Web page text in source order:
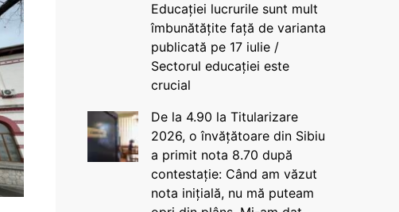
Educației lucrurile sunt mult
îmbunătățite față de varianta
publicată pe 17 iulie /
Sectorul educației este
crucial
De la 4.90 la Titularizare
2026, o învățătoare din Sibiu
a primit nota 8.70 după
contestație: Când am văzut
nota inițială, nu mă puteam